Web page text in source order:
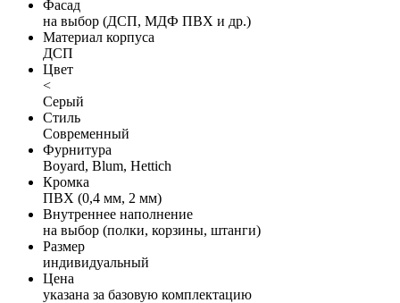
Фасад
на выбор (ДСП, МДФ ПВХ и др.)
Материал корпуса
ДСП
Цвет
<
Серый
Стиль
Современный
Фурнитура
Boyard, Blum, Hettich
Кромка
ПВХ (0,4 мм, 2 мм)
Внутреннее наполнение
на выбор (полки, корзины, штанги)
Размер
индивидуальный
Цена
указана за базовую комплектацию